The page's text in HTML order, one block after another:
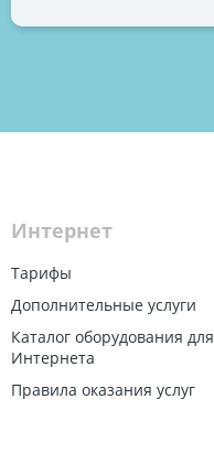
Интернет
Тарифы
Дополнительные услуги
Каталог оборудования для
Интернета
Правила оказания услуг